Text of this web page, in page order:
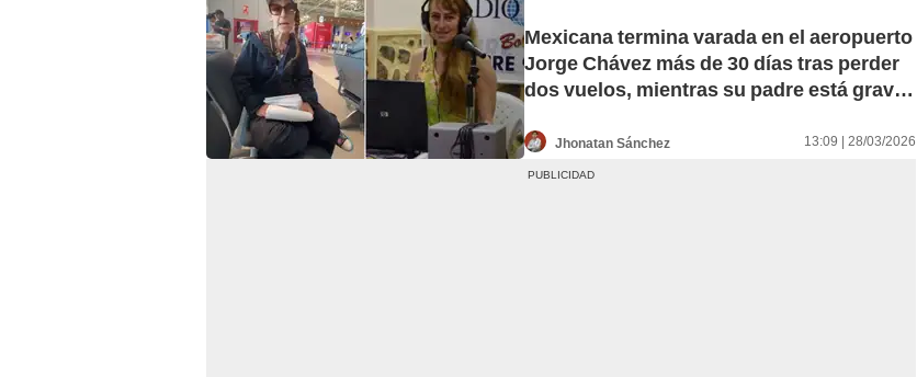
Mexicana termina varada en el aeropuerto
Jorge Chávez más de 30 días tras perder
dos vuelos, mientras su padre está grave
Jhonatan Sánchez 13:09 | 28/03/2026